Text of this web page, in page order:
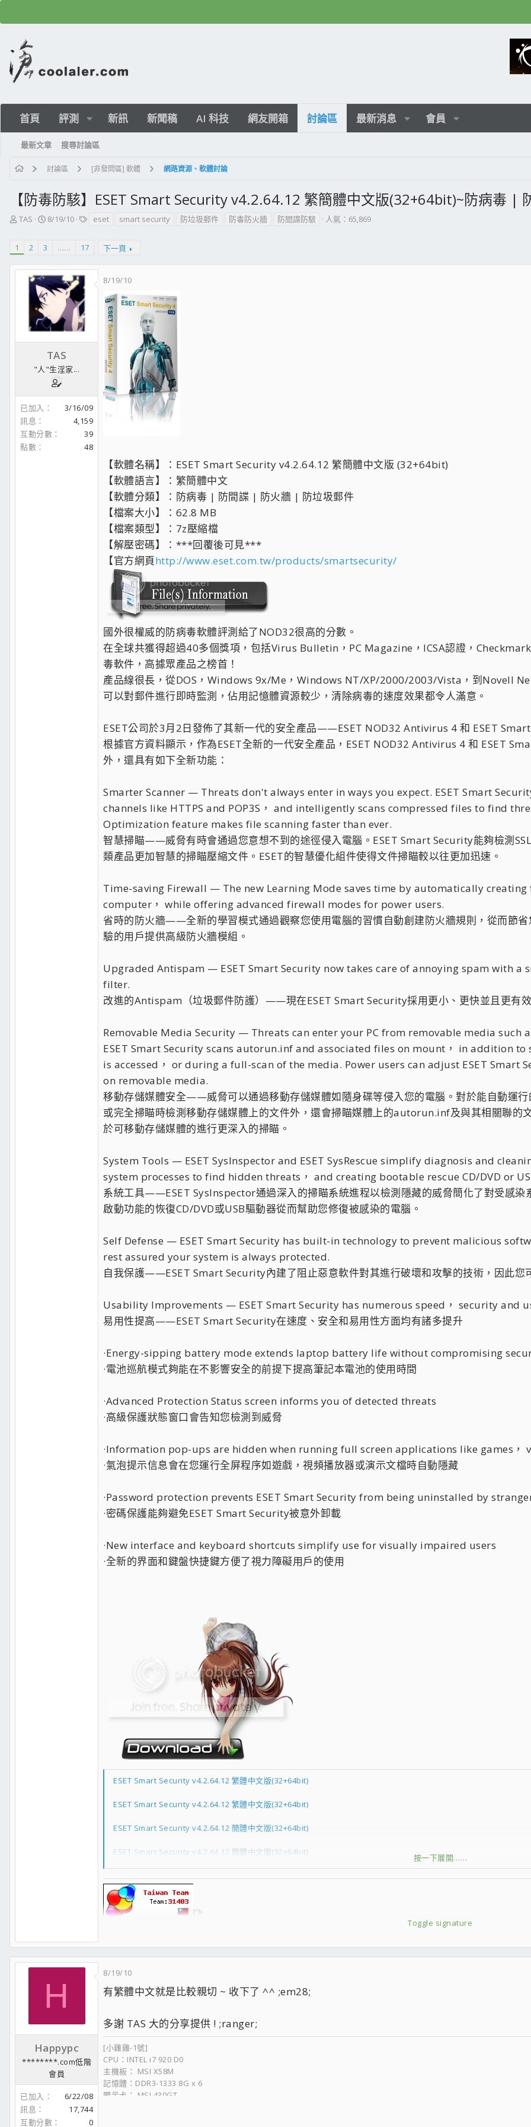
首頁 評測 新訊 新聞稿 AI 科技 網友開箱 討論區 最新消息 會員
最新文章 搜尋討論區
討論區 [非發問區] 軟體 網路資源、軟體討論
【防毒防駭】ESET Smart Security v4.2.64.12 繁簡體中文版(32+64bit)~防病毒
主
起
人
TAS
開
8/19/10
標eset smart security 防垃圾郵件 防毒防火牆 防間諜防駭 人氣：65,869
1 2 3 …… 17 下一頁
TAS
"人"生淫家...
已加入
3/16/09
訊息
4,159
互動分數
39
點數
48
8/19/10
【軟體名稱】：ESET Smart Security v4.2.64.12 繁簡體中文版 (32+64bit)
【軟體語言】：繁簡體中文
【軟體分類】：防病毒 | 防間諜 | 防火牆 | 防垃圾郵件
【檔案大小】：62.8 MB
【檔案類型】：7z壓縮檔
【解壓密碼】：***回覆後可見***
【官方網頁http://www.eset.com.tw/products/smartsecurity/
國外很權威的防病毒軟體評測給了NOD32很高的分數。
在全球共獲得超過40多個獎項，包括Virus Bulletin，PC Magazine，ICSA認證，
毒軟件，高據眾產品之榜首！
產品線很長，從DOS，Windows 9x/Me，Windows NT/XP/2000/2003/Vista，到Novell
可以對郵件進行即時監測，佔用記憶體資源較少，清除病毒的速度效果都令人滿意。
ESET公司於3月2日發佈了其新一代的安全產品——ESET NOD32 Antivirus 4 和 ESET
根據官方資料顯示，作為ESET全新的一代安全產品，ESET NOD32 Antivirus 4 和 ESET
外，還具有如下全新功能：
Smarter Scanner — Threats don't always enter in ways you expect. ESET Smart
channels like HTTPS and POP3S， and intelligently scans compressed files to find
Optimization feature makes file scanning faster than ever.
智慧掃瞄——威脅有時會通過您意想不到的途徑侵入電腦。ESET Smart Security能夠檢測
類產品更加智慧的掃瞄壓縮文件。ESET的智慧優化組件使得文件掃瞄較以往更加迅速。
Time-saving Firewall — The new Learning Mode saves time by automatically
computer， while offering advanced firewall modes for power users.
省時的防火牆——全新的學習模式通過觀察您使用電腦的習慣自動創建防火牆規則，從而節
驗的用戶提供高級防火牆模組。
Upgraded Antispam — ESET Smart Security now takes care of annoying spam with a
filter.
改進的Antispam（垃圾郵件防護）——現在ESET Smart Security採用更小、更快並且更有
Removable Media Security — Threats can enter your PC from removable media such
ESET Smart Security scans autorun.inf and associated files on mount， in addition
is accessed， or during a full-scan of the media. Power users can adjust ESET
on removable media.
移動存儲媒體安全——威脅可以通過移動存儲媒體如隨身碟等侵入您的電腦。對於能自動運
或完全掃瞄時檢測移動存儲媒體上的文件外，還會掃瞄媒體上的autorun.inf及與其相關聯的
於可移動存儲媒體的進行更深入的掃瞄。
System Tools — ESET SysInspector and ESET SysRescue simplify diagnosis and
system processes to find hidden threats， and creating bootable rescue CD/DVD or
系統工具——ESET SysInspector通過深入的掃瞄系統進程以檢測隱藏的威脅簡化了對受感染
啟動功能的恢復CD/DVD或USB驅動器從而幫助您修復被感染的電腦。
Self Defense — ESET Smart Security has built-in technology to prevent malicious
rest assured your system is always protected.
自我保護——ESET Smart Security內建了阻止惡意軟件對其進行破壞和攻擊的技術，因此您
Usability Improvements — ESET Smart Security has numerous speed， security and
易用性提高——ESET Smart Security在速度、安全和易用性方面均有諸多提升
·Energy-sipping battery mode extends laptop battery life without compromising
·電池巡航模式夠能在不影響安全的前提下提高筆記本電池的使用時間
·Advanced Protection Status screen informs you of detected threats
·高級保護狀態窗口會告知您檢測到威脅
·Information pop-ups are hidden when running full screen applications like games，
·氣泡提示信息會在您運行全屏程序如遊戲，視頻播放器或演示文檔時自動隱藏
·Password protection prevents ESET Smart Security from being uninstalled by
·密碼保護能夠避免ESET Smart Security被意外卸載
·New interface and keyboard shortcuts simplify use for visually impaired users
·全新的界面和鍵盤快捷鍵方便了視力障礙用戶的使用
ESET Smart Security v4.2.64.12 繁體中文版(32+64bit)
ESET Smart Security v4.2.64.12 繁體中文版(32+64bit)
ESET Smart Security v4.2.64.12 簡體中文版(32+64bit)
ESET Smart Security v4.2.64.12 簡體中文版(32+64bit)
如無畫面顯示，請於畫面上點右鍵>編碼>Unicode(UTF-8)
請更新【
】【 7-Zip
感謝支持！也別忘了支持正版唷！
按一下展開……
Toggle signature
【GeekBench 系統效能測試排行榜】
【Tom's Hardware 效能測試比較圖表】
【網路設備效能測試排行榜】
【TechPowerUp Review Database 找評測嗎? 這裡有一堆】
處理器：Intel Core i7-14700KF
主機板 ：
ASUS ROG STRIX Z790-H GAMING WIFI
記憶體：TEAMGROUP T-Create
顯示卡：MSI RTX4070Ti SUPER 16G GAMING X SLIM
硬 碟：ADATA XPG S70 Blade 2TB
H
Happypc
********.com低階
會員
已加入
6/22/08
訊息
17,744
互動分數
0
8/19/10
有繁體中文就是比較親切 ~ 收下了 ^^ ;em28;
多謝 TAS 大的分享提供 ! ;ranger;
[小雞雞-1號]
CPU：INTEL i7 920 D0
主機板： MSI X58M
記憶體：DDR3-1333 8G x 6
顯示卡： MSI 430GT